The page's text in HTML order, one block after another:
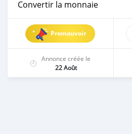
Convertir la monnaie
Promouvoir
Annonce créée le
22 Août